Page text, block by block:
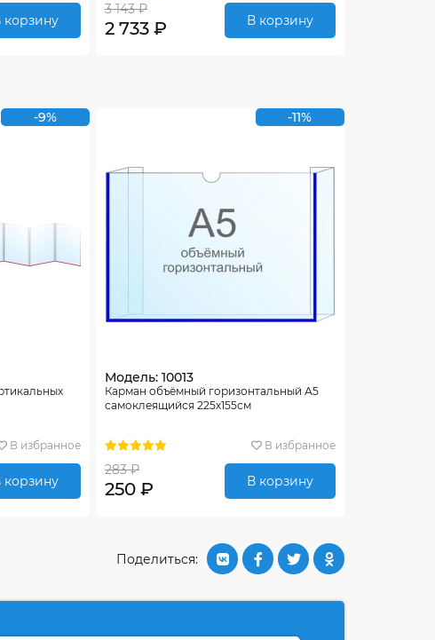
корзину
3 143 ₽
2 733 ₽ В корзину
-9%
В избранное
корзину
-11%
Модель: 10013
Карман объёмный горизонтальный А5
самоклеящийся 225х155см
В избранное
283 ₽
250 ₽ В корзину
Поделиться: